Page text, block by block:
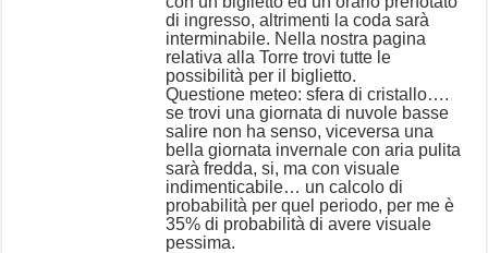
di ingresso, altrimenti la coda sarà
interminabile. Nella nostra pagina
relativa alla Torre trovi tutte le
possibilità per il biglietto.
Questione meteo: sfera di cristallo….
se trovi una giornata di nuvole basse
salire non ha senso, viceversa una
bella giornata invernale con aria pulita
sarà fredda, si, ma con visuale
indimenticabile… un calcolo di
probabilità per quel periodo, per me è
35% di probabilità di avere visuale
pessima.